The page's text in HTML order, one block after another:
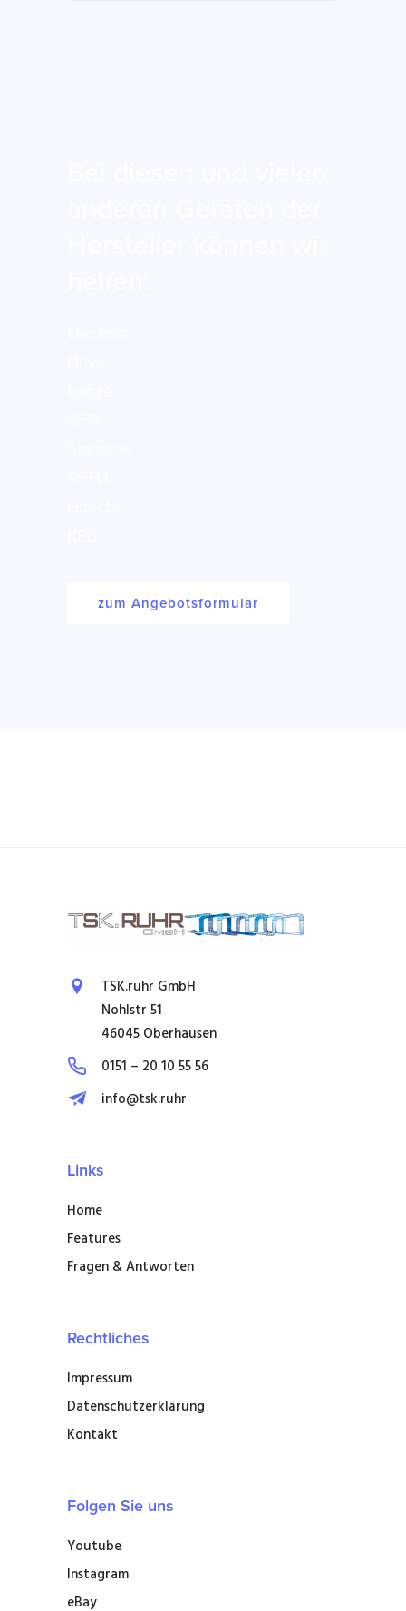
zum Angebotsformular
TSK.ruhr GmbH
Nohlstr 51
46045 Oberhausen
0151 – 20 10 55 56
info@tsk.ruhr
Links
Home
Features
Fragen & Antworten
Rechtliches
Impressum
Datenschutzerklärung
Kontakt
Folgen Sie uns
Youtube
Instagram
eBay